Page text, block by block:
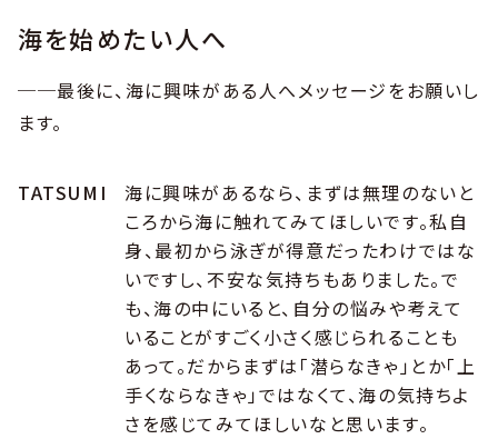
海を始めたい人へ
──最後に、海に興味がある人へメッセージをお願いし
ます。
TATSUMI
海に興味があるなら、まずは無理のないと
ころから海に触れてみてほしいです。私自
身、最初から泳ぎが得意だったわけではな
いですし、不安な気持ちもありました。で
も、海の中にいると、自分の悩みや考えて
いることがすごく小さく感じられることも
あって。だからまずは「潜らなきゃ」とか「上
手くならなきゃ」ではなくて、海の気持ちよ
さを感じてみてほしいなと思います。